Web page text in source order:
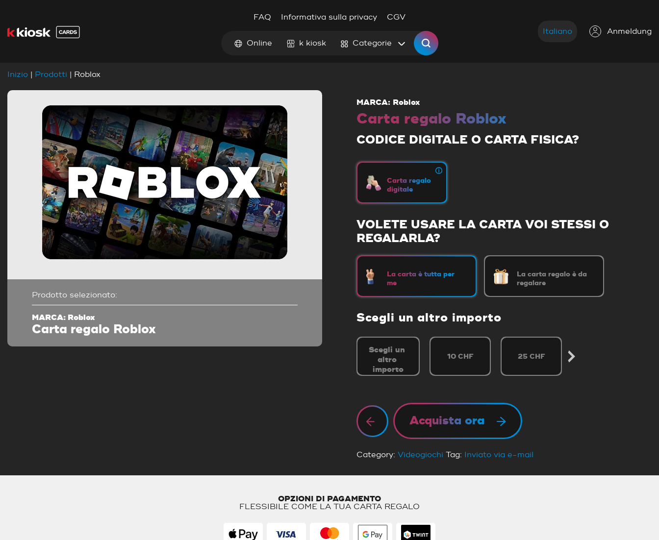
FAQ Informativa sulla privacy CGV
Online k kiosk Categorie
Italiano Anmeldung
Inizio | Prodotti | Roblox
Prodotto selezionato:
MARCA: Roblox
Carta regalo Roblox
MARCA: Roblox
Carta regalo Roblox
CODICE DIGITALE O CARTA FISICA?
Carta regalo
digitale
VOLETE USARE LA CARTA VOI STESSI O
REGALARLA?
La carta è tutta per
me
La carta regalo è da
regalare
Scegli un altro importo
10 CHF 25 CHF
Acquista ora
Category: Videogiochi Tag: Inviato via e-mail
OPZIONI DI PAGAMENTO
FLESSIBILE COME LA TUA CARTA REGALO